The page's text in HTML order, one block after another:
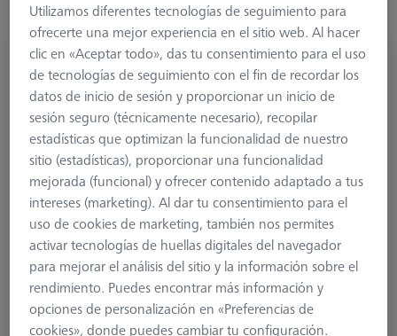
1/2-Palpador estrella 90° M3 XXT, DK3 L20
626103-0303-020
Utilizamos diferentes tecnologías de seguimiento para
ofrecerte una mejor experiencia en el sitio web. Al hacer
clic en «Aceptar todo», das tu consentimiento para el uso
de tecnologías de seguimiento con el fin de recordar los
datos de inicio de sesión y proporcionar un inicio de
sesión seguro (técnicamente necesario), recopilar
estadísticas que optimizan la funcionalidad de nuestro
sitio (estadísticas), proporcionar una funcionalidad
mejorada (funcional) y ofrecer contenido adaptado a tus
intereses (marketing). Al dar tu consentimiento para el
uso de cookies de marketing, también nos permites
activar tecnologías de huellas digitales del navegador
para mejorar el análisis del sitio y la información sobre el
rendimiento. Puedes encontrar más información y
opciones de personalización en «Preferencias de
cookies», donde puedes cambiar tu configuración.